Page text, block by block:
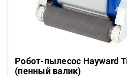
Робот-пылесос Hayward
(пенный валик)